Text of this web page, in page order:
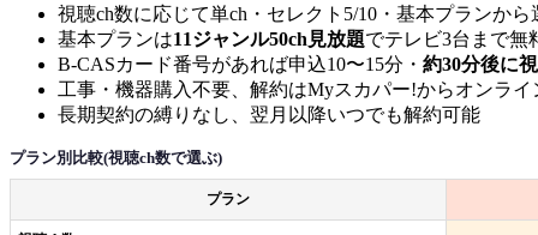
視聴ch数に応じて単ch・セレクト5/10・基本プランから
基本プランは11ジャンル50ch見放題でテレビ3台まで無
B-CASカード番号があれば申込10〜15分・ 約30分後に
工事・機器購入不要、解約はMyスカパー!からオンライ
長期契約の縛りなし、翌月以降いつでも解約可能
プラン別比較(視聴ch数で選ぶ)
プラン